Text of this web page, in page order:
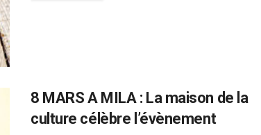
8 MARS A MILA : La maison de la
culture célèbre l’évènement